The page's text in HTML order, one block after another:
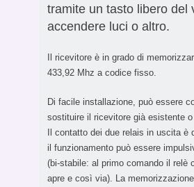
tramite un tasto libero del
accendere luci o altro.
Il ricevitore è in grado di
433,92 Mhz a codice fisso.
Di facile installazione, può essere
sostituire il ricevitore già esistente
Il contatto dei due relais in uscita è
il funzionamento può essere
(bi-stabile: al primo comando il relè
apre e così via). La